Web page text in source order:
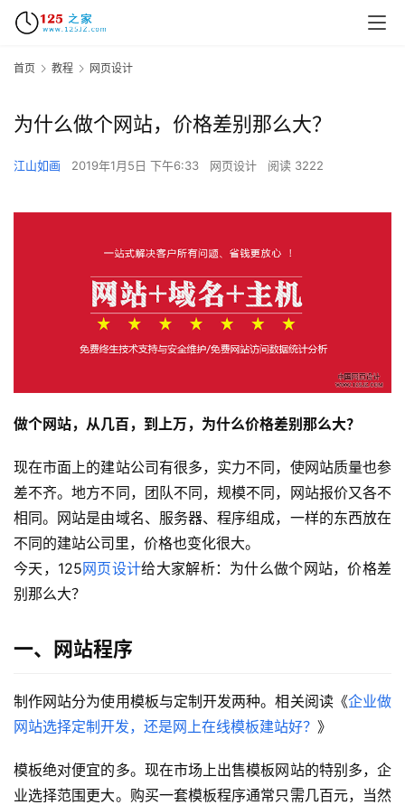
首页 教程 网页设计
为什么做个网站，价格差别那么大？
江山如画 2019年1月5日 下午6:33 网页设计 阅读 3222
做个网站，从几百，到上万，为什么价格差别那么大？
现在市面上的建站公司有很多，实力不同，使网站质量也参
差不齐。地方不同，团队不同，规模不同，网站报价又各不
相同。网站是由域名、服务器、程序组成，一样的东西放在
不同的建站公司里，价格也变化很大。
今天，125网页设计给大家解析：为什么做个网站，价格差
别那么大？
一、网站程序
制作网站分为使用模板与定制开发两种。相关阅读《企业做
网站选择定制开发，还是网上在线模板建站好？ 》
模板绝对便宜的多。现在市场上出售模板网站的特别多，企
业选择范围更大。购买一套模板程序通常只需几百元，当然